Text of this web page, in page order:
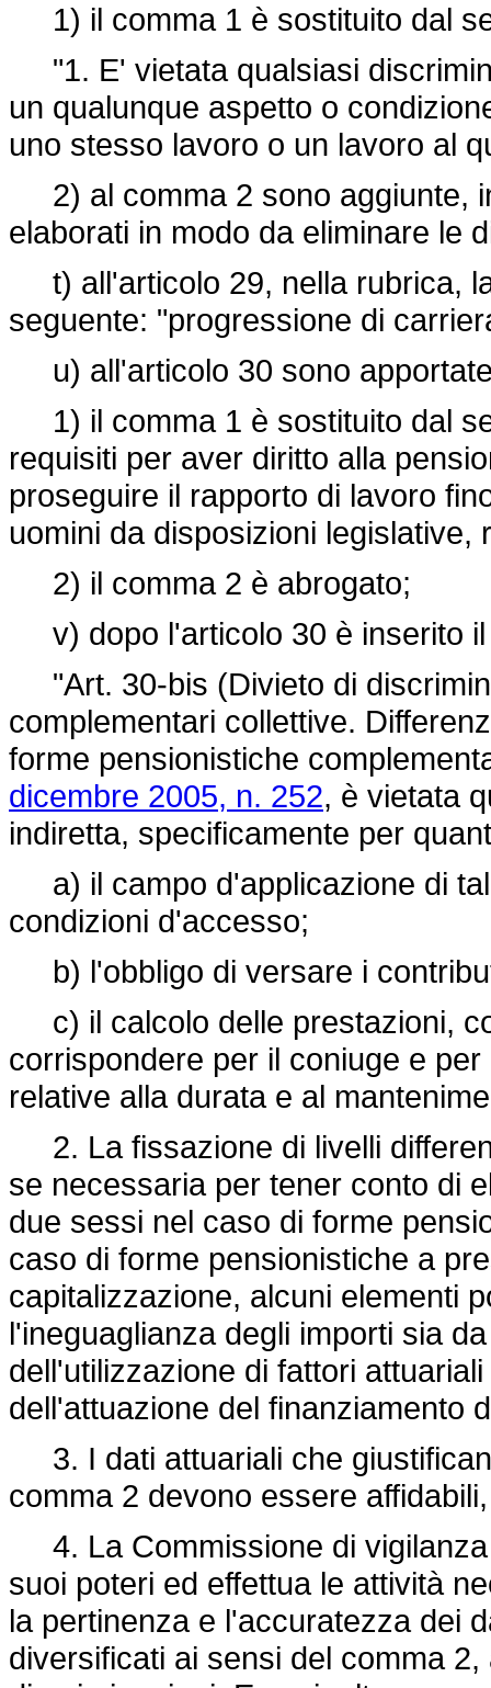
1) il comma 1 è sostituito dal
"1. E' vietata qualsiasi
un qualunque aspetto o
uno stesso lavoro o un lavoro al
2) al comma 2 sono aggiunte,
elaborati in modo da eliminare le
t) all'articolo 29, nella rubrica,
seguente: "progressione di
u) all'articolo 30 sono
1) il comma 1 è sostituito dal
requisiti per aver diritto alla
proseguire il rapporto di lavoro
uomini da disposizioni legislative,
2) il comma 2 è abrogato;
v) dopo l'articolo 30 è inserito il
"Art. 30-bis (Divieto di
complementari collettive.
forme pensionistiche
dicembre 2005, n. 252, è vietata
indiretta, specificamente per
a) il campo d'applicazione di
condizioni d'accesso;
b) l'obbligo di versare i
c) il calcolo delle prestazioni,
corrispondere per il coniuge e
relative alla durata e al
2. La fissazione di livelli
se necessaria per tener conto di
due sessi nel caso di forme
caso di forme pensionistiche a
capitalizzazione, alcuni elementi
l'ineguaglianza degli importi sia
dell'utilizzazione di fattori
dell'attuazione del finanziamento
3. I dati attuariali che
comma 2 devono essere
4. La Commissione di
suoi poteri ed effettua le attività
la pertinenza e l'accuratezza dei
diversificati ai sensi del comma